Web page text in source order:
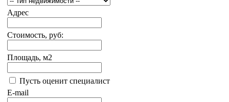
Адрес
Стоимость, руб:
Площадь, м2
Пусть оценит специалист
E-mail